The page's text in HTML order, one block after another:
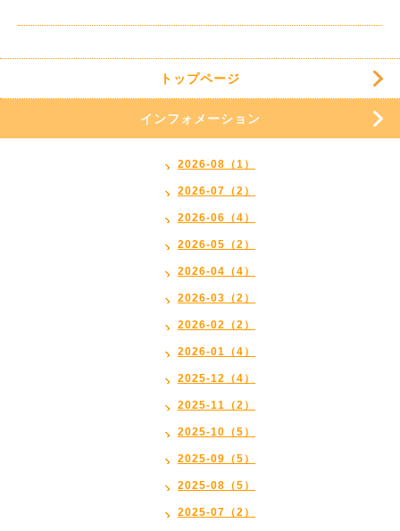
トップページ
インフォメーション
2026-08（1）
2026-07（2）
2026-06（4）
2026-05（2）
2026-04（4）
2026-03（2）
2026-02（2）
2026-01（4）
2025-12（4）
2025-11（2）
2025-10（5）
2025-09（5）
2025-08（5）
2025-07（2）